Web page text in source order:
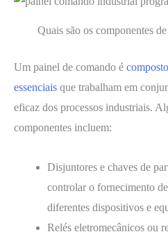
Quais são os componentes
Um painel de comando é
essenciais que trabalham em
eficaz dos processos industriais.
componentes incluem:
Disjuntores e chaves de
controlar o fornecimento
diferentes dispositivos e
Relés eletromecânicos ou